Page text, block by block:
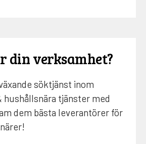
din verksamhet?
söktjänst inom
hushållsnära tjänster med
dem bästa leverantörer för